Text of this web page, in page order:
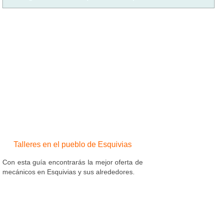
Talleres en el pueblo de Esquivias
Con esta guía encontrarás la mejor oferta de
mecánicos en Esquivias y sus alrededores.